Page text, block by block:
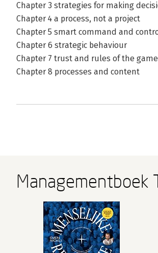
Andere boeken door
Bekijk alle boeken
Chapter 3 strategies for making
Chapter 4 a process, not a project
Chapter 5 smart command and
Chapter 6 strategic behaviour
Chapter 7 trust and rules of the game
Chapter 8 processes and content
Managementboek